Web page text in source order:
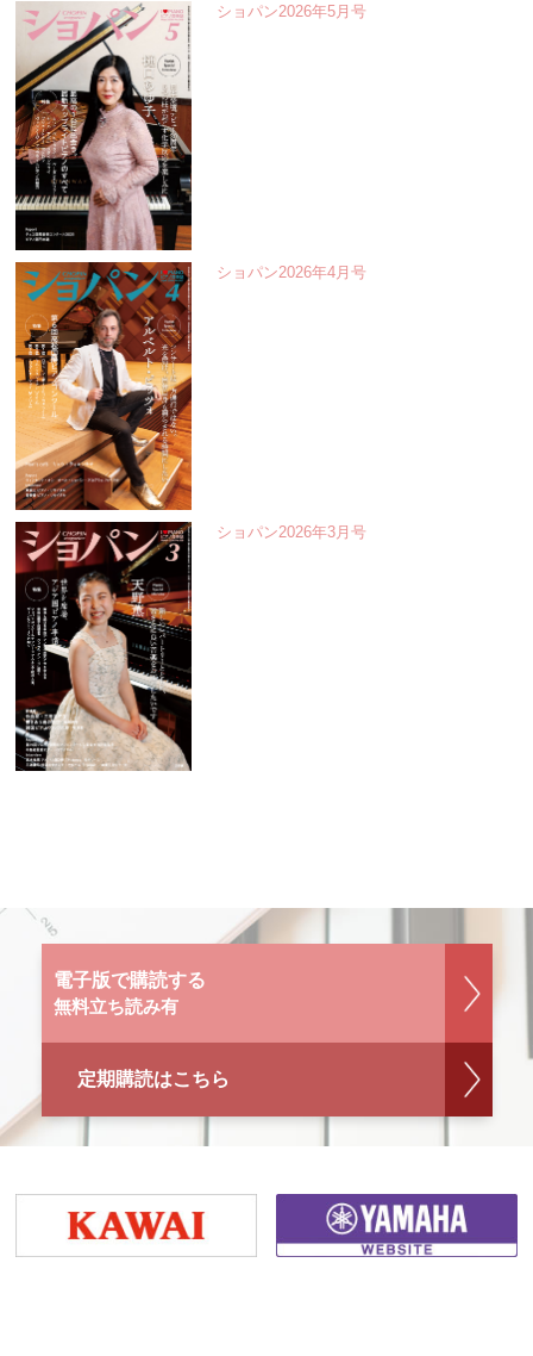
ショパン2026年5月号
ショパン2026年4月号
ショパン2026年3月号
電子版で購読する
無料立ち読み有
定期購読はこちら